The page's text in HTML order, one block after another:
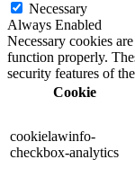
Necessary
Always Enabled
Necessary cookies
function properly.
security features of
Cookie
cookielawinfo-
checkbox-analytics